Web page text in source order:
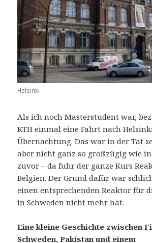
Helsinki
Als ich noch Masterstudent war,
KTH einmal eine Fahrt nach
Übernachtung. Das war in der Tat
aber nicht ganz so großzügig wie in
zuvor – da fuhr der ganze Kurs
Belgien. Der Grund dafür war
einen entsprechenden Reaktor für
in Schweden nicht mehr hat.
Eine kleine Geschichte zwischen
Schweden, Pakistan und einem